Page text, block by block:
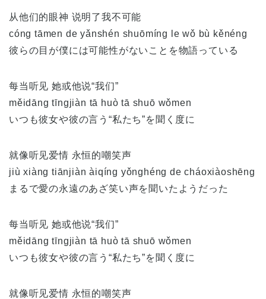
从他们的眼神 说明了我不可能
cóng tāmen de yǎnshén shuōmíng le wǒ bù kěnéng
彼らの目が僕には可能性がないことを物語っている
每当听见 她或他说“我们”
měidāng tīngjiàn tā huò tā shuō wǒmen
いつも彼女や彼の言う“私たち”を聞く度に
就像听见爱情 永恒的嘲笑声
jiù xiàng tiānjiàn àiqíng yǒnghéng de cháoxiàoshēng
まるで愛の永遠のあざ笑い声を聞いたようだった
每当听见 她或他说“我们”
měidāng tīngjiàn tā huò tā shuō wǒmen
いつも彼女や彼の言う“私たち”を聞く度に
就像听见爱情 永恒的嘲笑声